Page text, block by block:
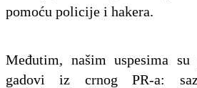
pomoću policije i hakera.
Međutim, našim uspesima
gadovi iz crnog PR-a: